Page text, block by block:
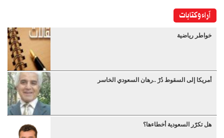
آراء وكتابات
خواطر رياضية
أمريكا إلى السقوط دُرْ ..رهان السعودي الخاسر
هل تكرّر السعودية أخطاءها؟